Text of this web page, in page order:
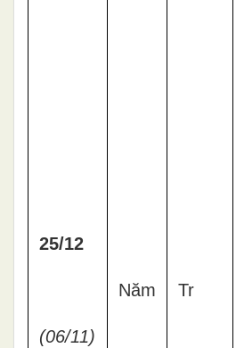
25/12
(06/11)
Năm Tr